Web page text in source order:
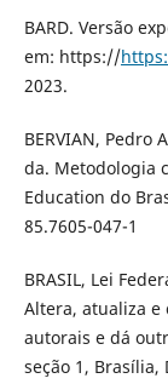
BARD. Versão
em: https://
2023.
BERVIAN, Pedro
da. Metodologia
Education do
85.7605-047-1
BRASIL, Lei
Altera, atualiza e
autorais e dá
seção 1, Brasília,